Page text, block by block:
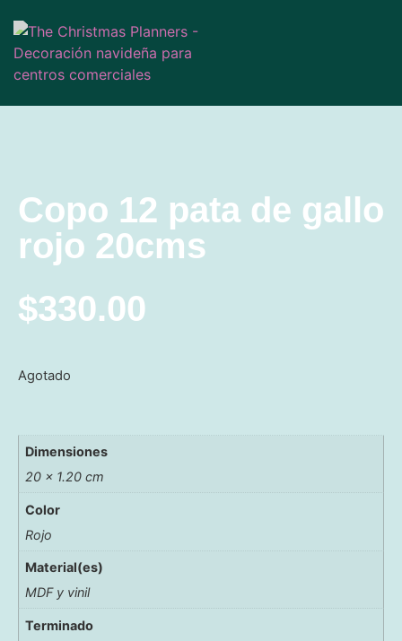
Copo 12 pata de gallo
rojo 20cms
$330.00
Agotado
Dimensiones
20 × 1.20 cm
Color
Rojo
Material(es)
MDF y vinil
Terminado